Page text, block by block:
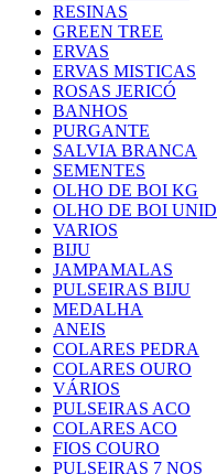
RESINAS
GREEN TREE
ERVAS
ERVAS MISTICAS
ROSAS JERICÓ
BANHOS
PURGANTE
SALVIA BRANCA
SEMENTES
OLHO DE BOI KG
OLHO DE BOI UNID
VARIOS
BIJU
JAMPAMALAS
PULSEIRAS BIJU
MEDALHA
ANEIS
COLARES PEDRA
COLARES OURO
VÁRIOS
PULSEIRAS ACO
COLARES ACO
FIOS COURO
PULSEIRAS 7 NOS